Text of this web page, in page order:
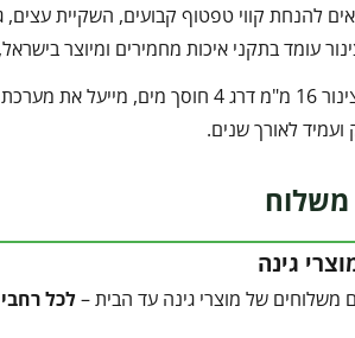
להנחת קווי טפטוף קבועים, השקיית עצים,
עומד בתקני איכות מחמירים ומיוצר
השימוש בצינור 16 מ"מ דרג 4
ועמיד לאורך שנים.
משלוח
גינה
משלוחים של מוצרי גינה עד הבית –לכל